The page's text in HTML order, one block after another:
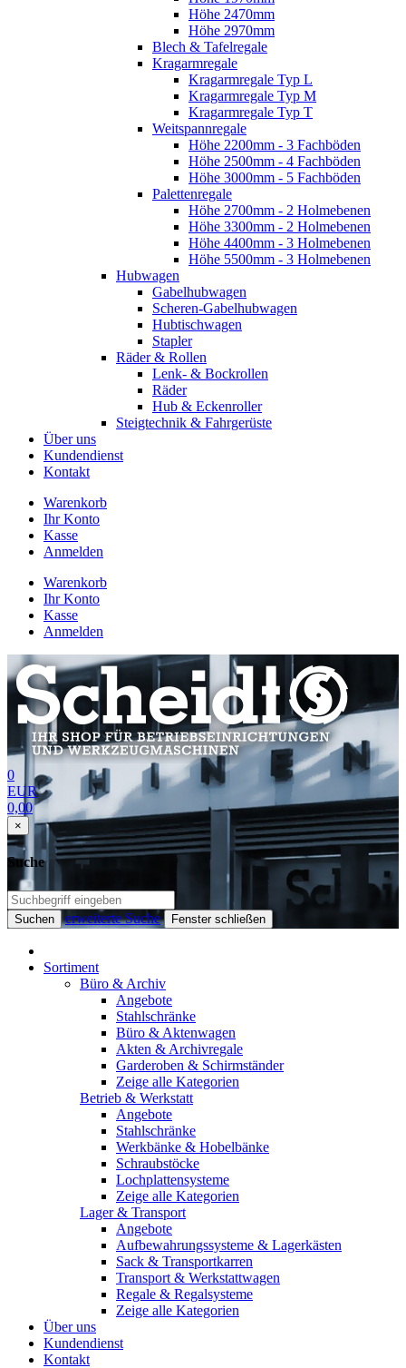
Höhe 2470mm
Höhe 2970mm
Blech & Tafelregale
Kragarmregale
Kragarmregale Typ L
Kragarmregale Typ M
Kragarmregale Typ T
Weitspannregale
Höhe 2200mm - 3 Fachböden
Höhe 2500mm - 4 Fachböden
Höhe 3000mm - 5 Fachböden
Palettenregale
Höhe 2700mm - 2 Holmebenen
Höhe 3300mm - 2 Holmebenen
Höhe 4400mm - 3 Holmebenen
Höhe 5500mm - 3 Holmebenen
Hubwagen
Gabelhubwagen
Scheren-Gabelhubwagen
Hubtischwagen
Stapler
Räder & Rollen
Lenk- & Bockrollen
Räder
Hub & Eckenroller
Steigtechnik & Fahrgerüste
Über uns
Kundendienst
Kontakt
Warenkorb
Ihr Konto
Kasse
Anmelden
Warenkorb
Ihr Konto
Kasse
Anmelden
0
EUR
0,00
×
Suche
Suchen erweiterte Suche Fenster schließen
Sortiment
Büro & Archiv
Angebote
Stahlschränke
Büro & Aktenwagen
Akten & Archivregale
Garderoben & Schirmständer
Zeige alle Kategorien
Betrieb & Werkstatt
Angebote
Stahlschränke
Werkbänke & Hobelbänke
Schraubstöcke
Lochplattensysteme
Zeige alle Kategorien
Lager & Transport
Angebote
Aufbewahrungssysteme & Lagerkästen
Sack & Transportkarren
Transport & Werkstattwagen
Regale & Regalsysteme
Zeige alle Kategorien
Über uns
Kundendienst
Kontakt